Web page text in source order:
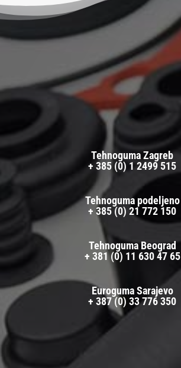
Tehnoguma Zagreb
+ 385 (0) 1 2499 515
Tehnoguma podeljeno
+ 385 (0) 21 772 150
Tehnoguma Beograd
+ 381 (0) 11 630 47 65
Euroguma Sarajevo
+ 387 (0) 33 776 350